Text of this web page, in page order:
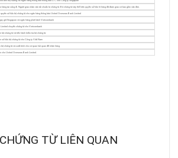
hàng tại cảng đi. Người giao nhận vận tải chuẩn bị chứng từ. Bộ chứng từ này thể hiện quyền sở hữu lô hàng đã được giao có bao gồm vận đơn.
sở hữu bộ chứng từ cho ngân hàng thông báo United Overseas Bank Limited
giữ Singapore và ngân hàng phát hành Vietcombank
chuyển chứng từ cho Vietcombank
bộ chứng từ và tiến hành kiểm tra bộ chứng từ.
sở hữu bộ chứng từ cho Công ty Việt Nam
bộ chứng từ và xuất trình cho cơ quan hải quan để nhận hàng
cho United Overseas Bank Limited.
TỪ LIÊN QUAN